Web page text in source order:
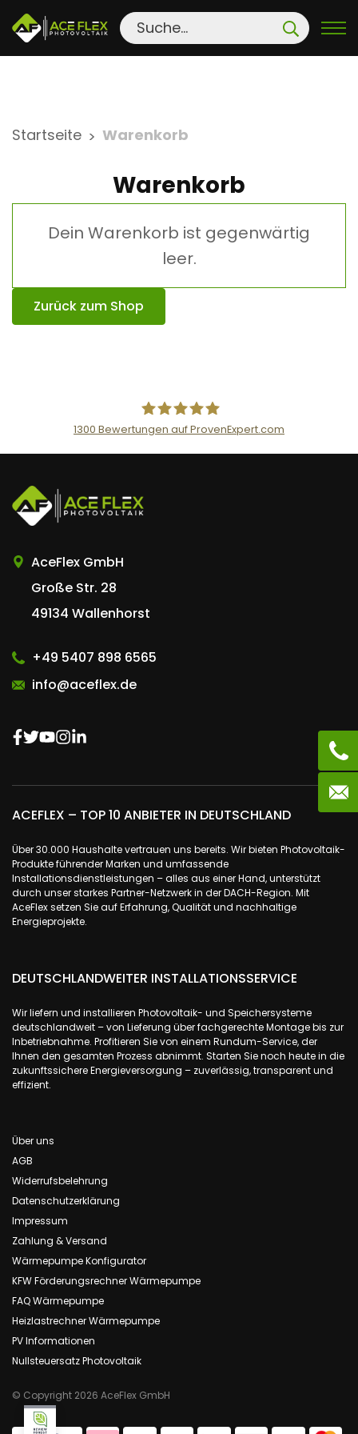
Startseite > Warenkorb
Warenkorb
Dein Warenkorb ist gegenwärtig
leer.
Zurück zum Shop
AceFlex GmbH
1300 Bewertungen auf ProvenExpert.com
AceFlex GmbH
Große Str. 28
49134 Wallenhorst
+49 5407 898 6565
info@aceflex.de
ACEFLEX – TOP 10 ANBIETER IN DEUTSCHLAND
Über 30.000 Haushalte vertrauen uns bereits. Wir bieten Photovoltaik-
Produkte führender Marken und umfassende
Installationsdienstleistungen – alles aus einer Hand, unterstützt
durch unser starkes Partner-Netzwerk in der DACH-Region. Mit
AceFlex setzen Sie auf Erfahrung, Qualität und nachhaltige
Energieprojekte.
DEUTSCHLANDWEITER INSTALLATIONSSERVICE
Wir liefern und installieren Photovoltaik- und Speichersysteme
deutschlandweit – von Lieferung über fachgerechte Montage bis zur
Inbetriebnahme. Profitieren Sie von einem Rundum-Service, der
Ihnen den gesamten Prozess abnimmt. Starten Sie noch heute in die
zukunftssichere Energieversorgung – zuverlässig, transparent und
effizient.
Über uns
AGB
Widerrufsbelehrung
Datenschutzerklärung
Impressum
Zahlung & Versand
Wärmepumpe Konfigurator
KFW Förderungsrechner Wärmepumpe
FAQ Wärmepumpe
Heizlastrechner Wärmepumpe
PV Informationen
Nullsteuersatz Photovoltaik
© Copyright 2026 AceFlex GmbH